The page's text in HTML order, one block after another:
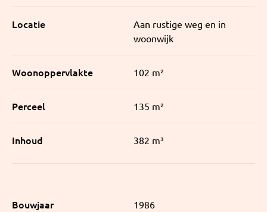
Locatie
Aan rustige weg en in
woonwijk
Woonoppervlakte 102 m²
Perceel 135 m²
Inhoud 382 m³
Bouwjaar 1986